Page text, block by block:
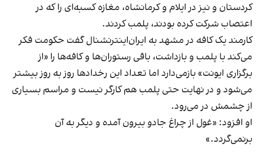
کردستان و نیز در ایلام و کرمانشاه، مغازه کسبه‌ای را که در
اعتصاب شرکت کرده بودند، پلمب کردند.
کارمند یک کافه در مشهد به ایران‌اینترنشنال گفت حکومت فکر
می‌کند با پلمب و بازداشت، باقی رستوران‌ها و کافه‌ها را «از
برگزاری ایونت» بازمی‌دارد اما تعداد این رخدادها روز به روز بیشتر
می‌شود و در نهایت حتی پلمب هم کارگر نیست و مراسم بسیاری
از چشمش در می‌رود.
او افزود: «غول از چراغ جادو بیرون آمده و دیگر به آن
برنمی‎‌گردد.»